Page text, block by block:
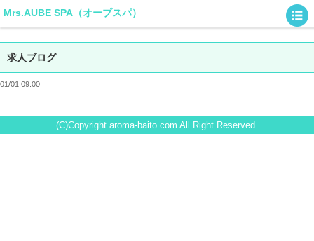
Mrs.AUBE SPA（オーブスパ）
求人ブログ
01/01 09:00
(C)Copyright aroma-baito.com All Right Reserved.